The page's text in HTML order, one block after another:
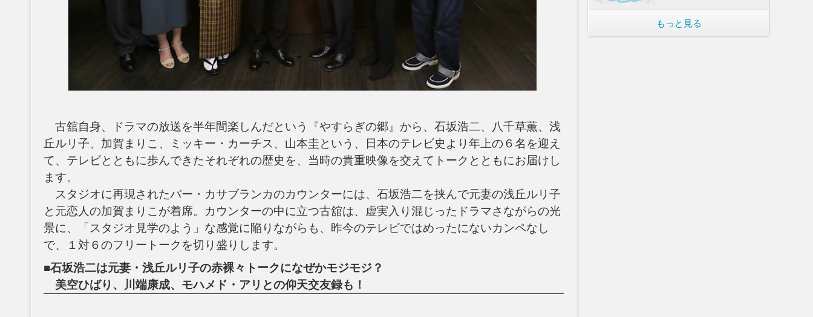
古舘自身、ドラマの放送を半年間楽しんだという『やすらぎの郷』から、石坂浩二、八千草薫、浅
丘ルリ子、加賀まりこ、ミッキー・カーチス、山本圭という、日本のテレビ史より年上の６名を迎え
て、テレビとともに歩んできたそれぞれの歴史を、当時の貴重映像を交えてトークとともにお届けし
ます。
スタジオに再現されたバー・カサブランカのカウンターには、石坂浩二を挟んで元妻の浅丘ルリ子
と元恋人の加賀まりこが着席。カウンターの中に立つ古舘は、虚実入り混じったドラマさながらの光
景に、「スタジオ見学のよう」な感覚に陥りながらも、昨今のテレビではめったにないカンペなし
で、１対６のフリートークを切り盛りします。
■石坂浩二は元妻・浅丘ルリ子の赤裸々トークになぜかモジモジ？
美空ひばり、川端康成、モハメド・アリとの仰天交友録も！
もっと見る